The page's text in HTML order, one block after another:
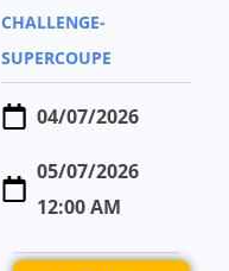
CHALLENGE-
SUPERCOUPE
04/07/2026
05/07/2026
12:00 AM